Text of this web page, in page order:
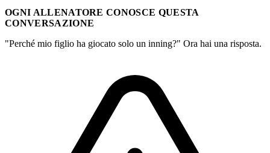
OGNI ALLENATORE CONOSCE QUESTA
CONVERSAZIONE
"Perché mio figlio ha giocato solo un inning?" Ora hai una risposta.